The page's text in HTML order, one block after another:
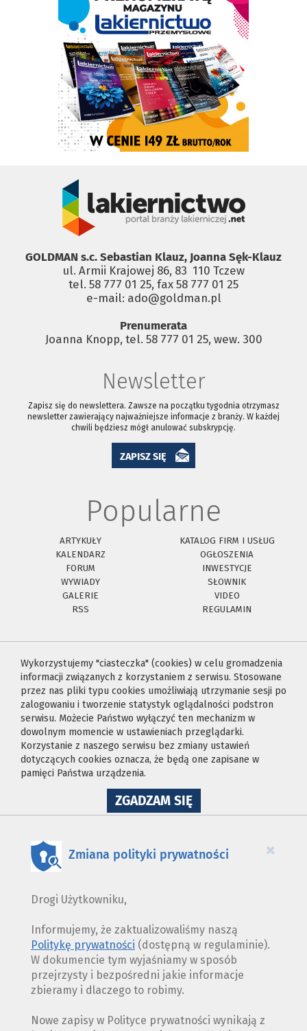
GOLDMAN s.c. Sebastian Klauz, Joanna Sęk-Klauz
ul. Armii Krajowej 86, 83 ­ 110 Tczew
tel. 58 777 01 25, fax 58 777 01 25
e-mail: ado@goldman.pl
Prenumerata
Joanna Knopp, tel. 58 777 01 25, wew. 300
Newsletter
Zapisz się do newslettera. Zawsze na początku tygodnia otrzymasz
newsletter zawierający najważniejsze informacje z branży. W każdej
chwili będziesz mógł anulować subskrypcję.
ZAPISZ SIĘ
Popularne
ARTYKUŁY
KATALOG FIRM I USŁUG
KALENDARZ
OGŁOSZENIA
FORUM
INWESTYCJE
WYWIADY
SŁOWNIK
GALERIE
VIDEO
RSS
REGULAMIN
Wykorzystujemy "ciasteczka" (cookies) w celu gromadzenia
informacji związanych z korzystaniem z serwisu. Stosowane
przez nas pliki typu cookies umożliwiają utrzymanie sesji po
zalogowaniu i tworzenie statystyk oglądalności podstron
serwisu. Możecie Państwo wyłączyć ten mechanizm w
dowolnym momencie w ustawieniach przeglądarki.
Korzystanie z naszego serwisu bez zmiany ustawień
dotyczących cookies oznacza, że będą one zapisane w
pamięci Państwa urządzenia.
ZGADZAM SIĘNA
WYKORZYSTANIE
×
Zmiana polityki prywatności
Drogi Użytkowniku,
Informujemy, że zaktualizowaliśmy naszą
Politykę prywatności (dostępną w regulaminie).
W dokumencie tym wyjaśniamy w sposób
przejrzysty i bezpośredni jakie informacje
zbieramy i dlaczego to robimy.
Nowe zapisy w Polityce prywatności wynikają z